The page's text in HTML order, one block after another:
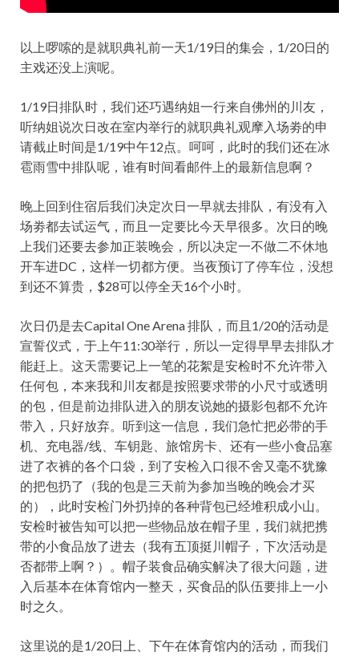
以上啰嗦的是就职典礼前一天1/19日的集会，1/20日的
主戏还没上演呢。
1/19日排队时，我们还巧遇纳姐一行来自佛州的川友，
听纳姐说次日改在室内举行的就职典礼观摩入场劵的申
请截止时间是1/19中午12点。呵呵，此时的我们还在冰
雹雨雪中排队呢，谁有时间看邮件上的最新信息啊？
晚上回到住宿后我们决定次日一早就去排队，有没有入
场劵都去试运气，而且一定要比今天早很多。次日的晚
上我们还要去参加正装晚会，所以决定一不做二不休地
开车进DC，这样一切都方便。当夜预订了停车位，没想
到还不算贵，$28可以停全天16个小时。
次日仍是去Capital One Arena 排队，而且1/20的活动是
宣誓仪式，于上午11:30举行，所以一定得早早去排队才
能赶上。这天需要记上一笔的花絮是安检时不允许带入
任何包，本来我和川友都是按照要求带的小尺寸或透明
的包，但是前边排队进入的朋友说她的摄影包都不允许
带入，只好放弃。听到这一信息，我们急忙把必带的手
机、充电器/线、车钥匙、旅馆房卡、还有一些小食品塞
进了衣裤的各个口袋，到了安检入口很不舍又毫不犹豫
的把包扔了（我的包是三天前为参加当晚的晚会才买
的），此时安检门外扔掉的各种背包已经堆积成小山。
安检时被告知可以把一些物品放在帽子里，我们就把携
带的小食品放了进去（我有五顶挺川帽子，下次活动是
否都带上啊？）。帽子装食品确实解决了很大问题，进
入后基本在体育馆内一整天，买食品的队伍要排上一小
时之久。
这里说的是1/20日上、下午在体育馆内的活动，而我们